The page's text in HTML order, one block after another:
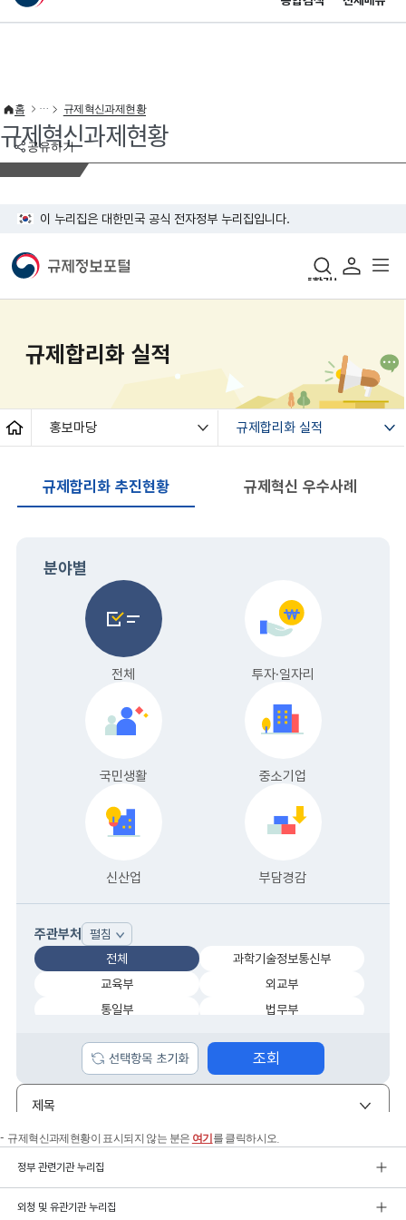
이 누리집은 대한민국 공식 전자정부 누리집입니다.
공유하기
홈 규제혁신과제현황
규제혁신과제현황
규제혁신과제현황이 표시되지 않는 분은 여기 를 클릭하시오.
정부 관련기관 누리집
외청 및 유관기관 누리집